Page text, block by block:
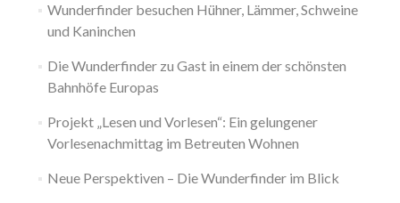
Wunderfinder besuchen Hühner, Lämmer, Schweine
und Kaninchen
Die Wunderfinder zu Gast in einem der schönsten
Bahnhöfe Europas
Projekt „Lesen und Vorlesen“: Ein gelungener
Vorlesenachmittag im Betreuten Wohnen
Neue Perspektiven – Die Wunderfinder im Blick